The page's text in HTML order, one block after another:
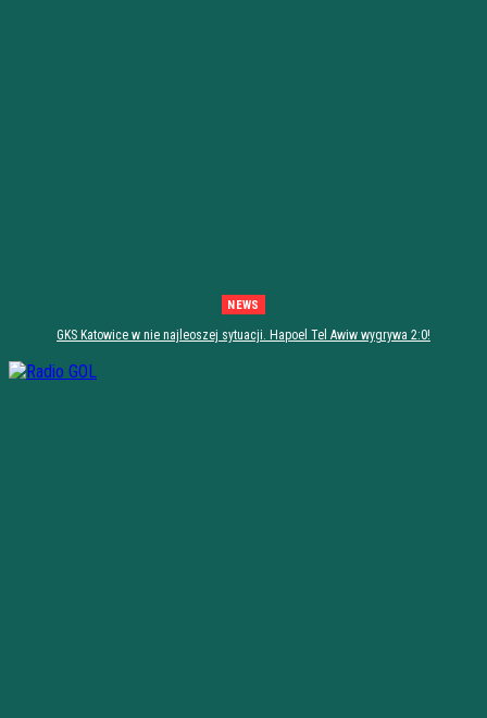
NEWS
GKS Katowice w nie najleoszej sytuacji. Hapoel Tel Awiw wygrywa 2:0!